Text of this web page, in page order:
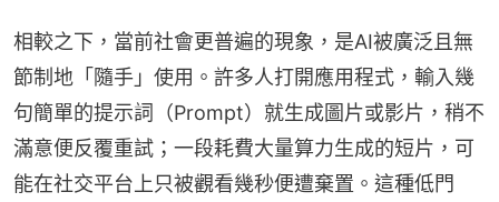
相較之下，當前社會更普遍的現象，是AI被廣泛且無
節制地「隨手」使用。許多人打開應用程式，輸入幾
句簡單的提示詞（Prompt）就生成圖片或影片，稍不
滿意便反覆重試；一段耗費大量算力生成的短片，可
能在社交平台上只被觀看幾秒便遭棄置。這種低門